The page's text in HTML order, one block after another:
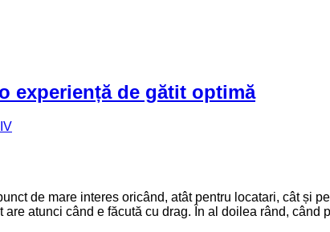
experiență de gătit optimă
de mare interes oricând, atât pentru locatari, cât și
atunci când e făcută cu drag. În al doilea rând, când